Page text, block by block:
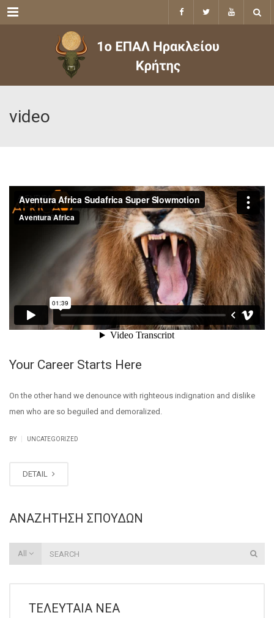
Menu
video
Your Career Starts Here
On the other hand we denounce with righteous indignation and dislike
men who are so beguiled and demoralized.
BY UNCATEGORIZED
DETAIL
ΑΝΑΖΉΤΗΣΗ ΣΠΟΥΔΏΝ
All
ΤΕΛΕΥΤΑΊΑ ΝΈΑ